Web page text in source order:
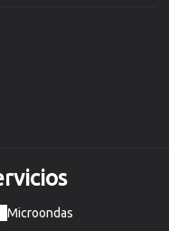
Microondas